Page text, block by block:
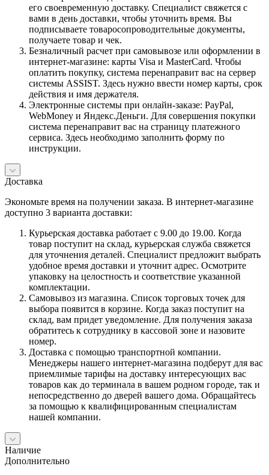
его своевременную доставку. Специалист свяжется с
вами в день доставки, чтобы уточнить время. Вы
подписываете товаросопроводительные документы,
получаете товар и чек.
Безналичный расчет при самовывозе или оформлении в
интернет-магазине: карты Visa и MasterCard. Чтобы
оплатить покупку, система перенаправит вас на сервер
системы ASSIST. Здесь нужно ввести номер карты, срок
действия и имя держателя.
Электронные системы при онлайн-заказе: PayPal,
WebMoney и Яндекс.Деньги. Для совершения покупки
система перенаправит вас на страницу платежного
сервиса. Здесь необходимо заполнить форму по
инструкции.
Доставка
Экономьте время на получении заказа. В интернет-магазине
доступно 3 варианта доставки:
Курьерская доставка работает с 9.00 до 19.00. Когда
товар поступит на склад, курьерская служба свяжется
для уточнения деталей. Специалист предложит выбрать
удобное время доставки и уточнит адрес. Осмотрите
упаковку на целостность и соответствие указанной
комплектации.
Самовывоз из магазина. Список торговых точек для
выбора появится в корзине. Когда заказ поступит на
склад, вам придет уведомление. Для получения заказа
обратитесь к сотруднику в кассовой зоне и назовите
номер.
Доставка с помощью транспортной компании.
Менеджеры нашего интернет-магазина подберут для вас
приемлимые тарифы на доставку интересующих вас
товаров как до терминала в вашем родном городе, так и
непосредственно до дверей вашего дома. Обращайтесь
за помощью к квалифицированным специалистам
нашей компании.
Наличие
Дополнительно